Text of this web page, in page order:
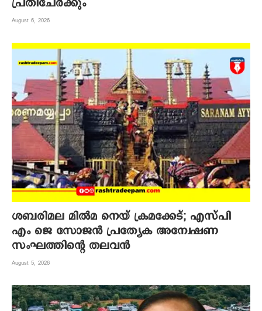
August 6, 2026
ശബരിമല മില്‍മ നെയ് ക്രമക്കേട്; എസ്പി
എം ജെ സോജന്‍ പ്രത്യേക അന്വേഷണ
സംഘത്തിന്റെ തലവന്‍
August 5, 2026